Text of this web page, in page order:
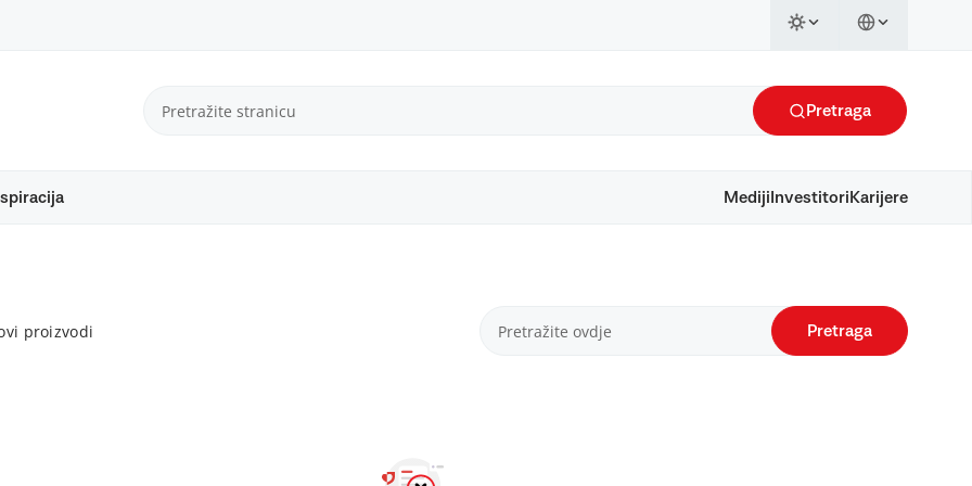
Pretraga
Mediji Investitori Karijere
proizvodi Pretraga